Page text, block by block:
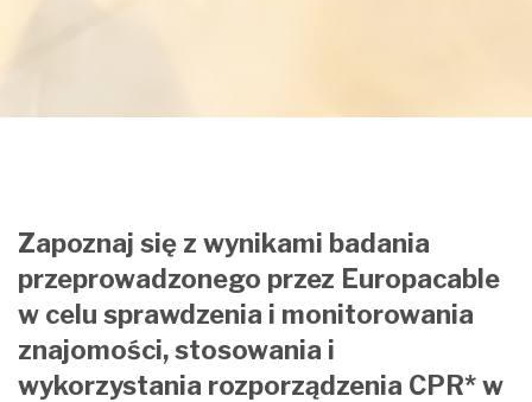
Zapoznaj się z wynikami badania
przeprowadzonego przez Europacable
w celu sprawdzenia i monitorowania
znajomości, stosowania i
wykorzystania rozporządzenia CPR* w